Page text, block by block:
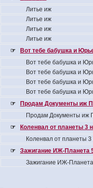
Литье иж
Литье иж
Литье иж
Литье иж
☞
Вот тебе бабушка и
Вот тебе бабушка и
Вот тебе бабушка и
Вот тебе бабушка и
Вот тебе бабушка и
☞
Продам Документы иж
Продам Документы иж
☞
Коленвал от планеты 3
Коленвал от планеты
☞
Зажигание ИЖ-Планета
Зажигание ИЖ-